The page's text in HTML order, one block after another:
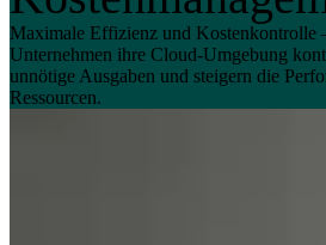
Maximale Effizienz und Kostenkontrolle
Unternehmen ihre Cloud-Umgebung
unnötige Ausgaben und steigern die
Ressourcen.